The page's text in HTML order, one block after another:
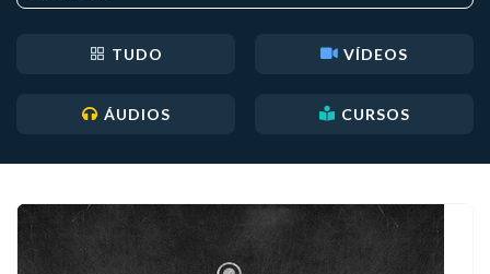
TUDO VÍDEOS
ÁUDIOS CURSOS